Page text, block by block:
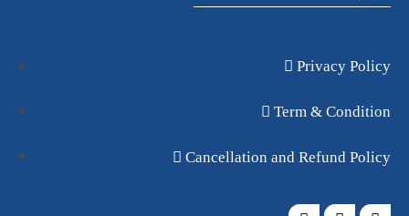
Privacy Policy
Term & Condition
Cancellation and Refund Policy